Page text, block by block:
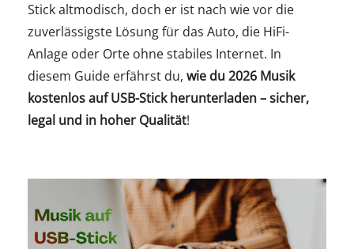
Stick altmodisch, doch er ist nach wie vor die
zuverlässigste Lösung für das Auto, die HiFi-
Anlage oder Orte ohne stabiles Internet. In
diesem Guide erfährst du, wie du 2026 Musik
kostenlos auf USB-Stick herunterladen – sicher,
legal und in hoher Qualität!